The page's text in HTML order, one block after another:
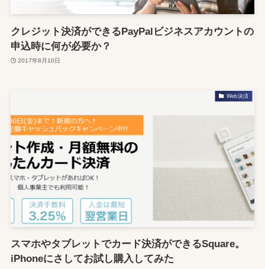
クレジット決済ができるPayPalビジネスアカウントの
申込時に何が必要か？
2017年8月10日
Web決済
スマホやタブレットでカード決済ができるSquare。
iPhoneにさしてお試し購入してみた